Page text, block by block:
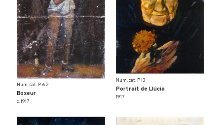
Num. cat. P 62
Boxeur
c. 1917
Num. cat. P 13
Portrait de Llúcia
1917